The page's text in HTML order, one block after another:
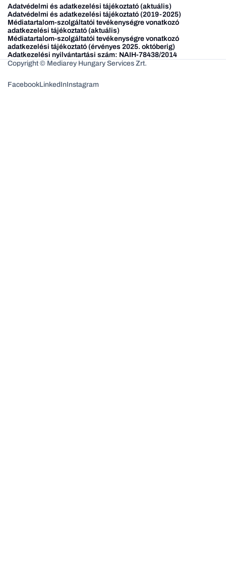
Adatvédelmi és adatkezelési tájékoztató (aktuális)
Adatvédelmi és adatkezelési tájékoztató (2019-2025)
Médiatartalom-szolgáltatói tevékenységre vonatkozó
adatkezelési tájékoztató (aktuális)
Médiatartalom-szolgáltatói tevékenységre vonatkozó
adatkezelési tájékoztató (érvényes 2025. októberig)
Adatkezelési nyilvántartási szám: NAIH-78438/2014
Copyright © Mediarey Hungary Services Zrt.
FacebookLinkedInInstagram